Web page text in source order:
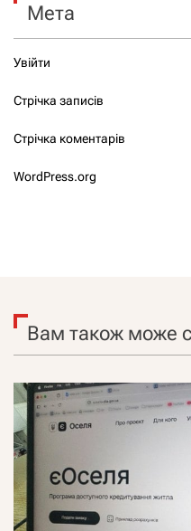
Мета
Увійти
Стрічка записів
Стрічка коментарів
WordPress.org
Вам також може